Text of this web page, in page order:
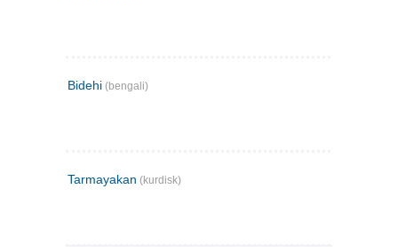
Bidehi (bengali)
Tarmayakan (kurdisk)